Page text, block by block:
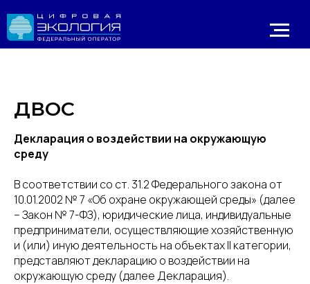
Реестр ОНВОС Реестр лицензий ЛК природопользователя
Личный
ДВОС
Декларация о воздействии на окружающую
среду
В соответствии со ст. 31.2 Федерального закона от
10.01.2002 № 7 «Об охране окружающей среды» (далее
– Закон № 7-ФЗ), юридические лица, индивидуальные
предприниматели, осуществляющие хозяйственную
и (или) иную деятельность на объектах II категории,
представляют декларацию о воздействии на
окружающую среду (далее Декларация).